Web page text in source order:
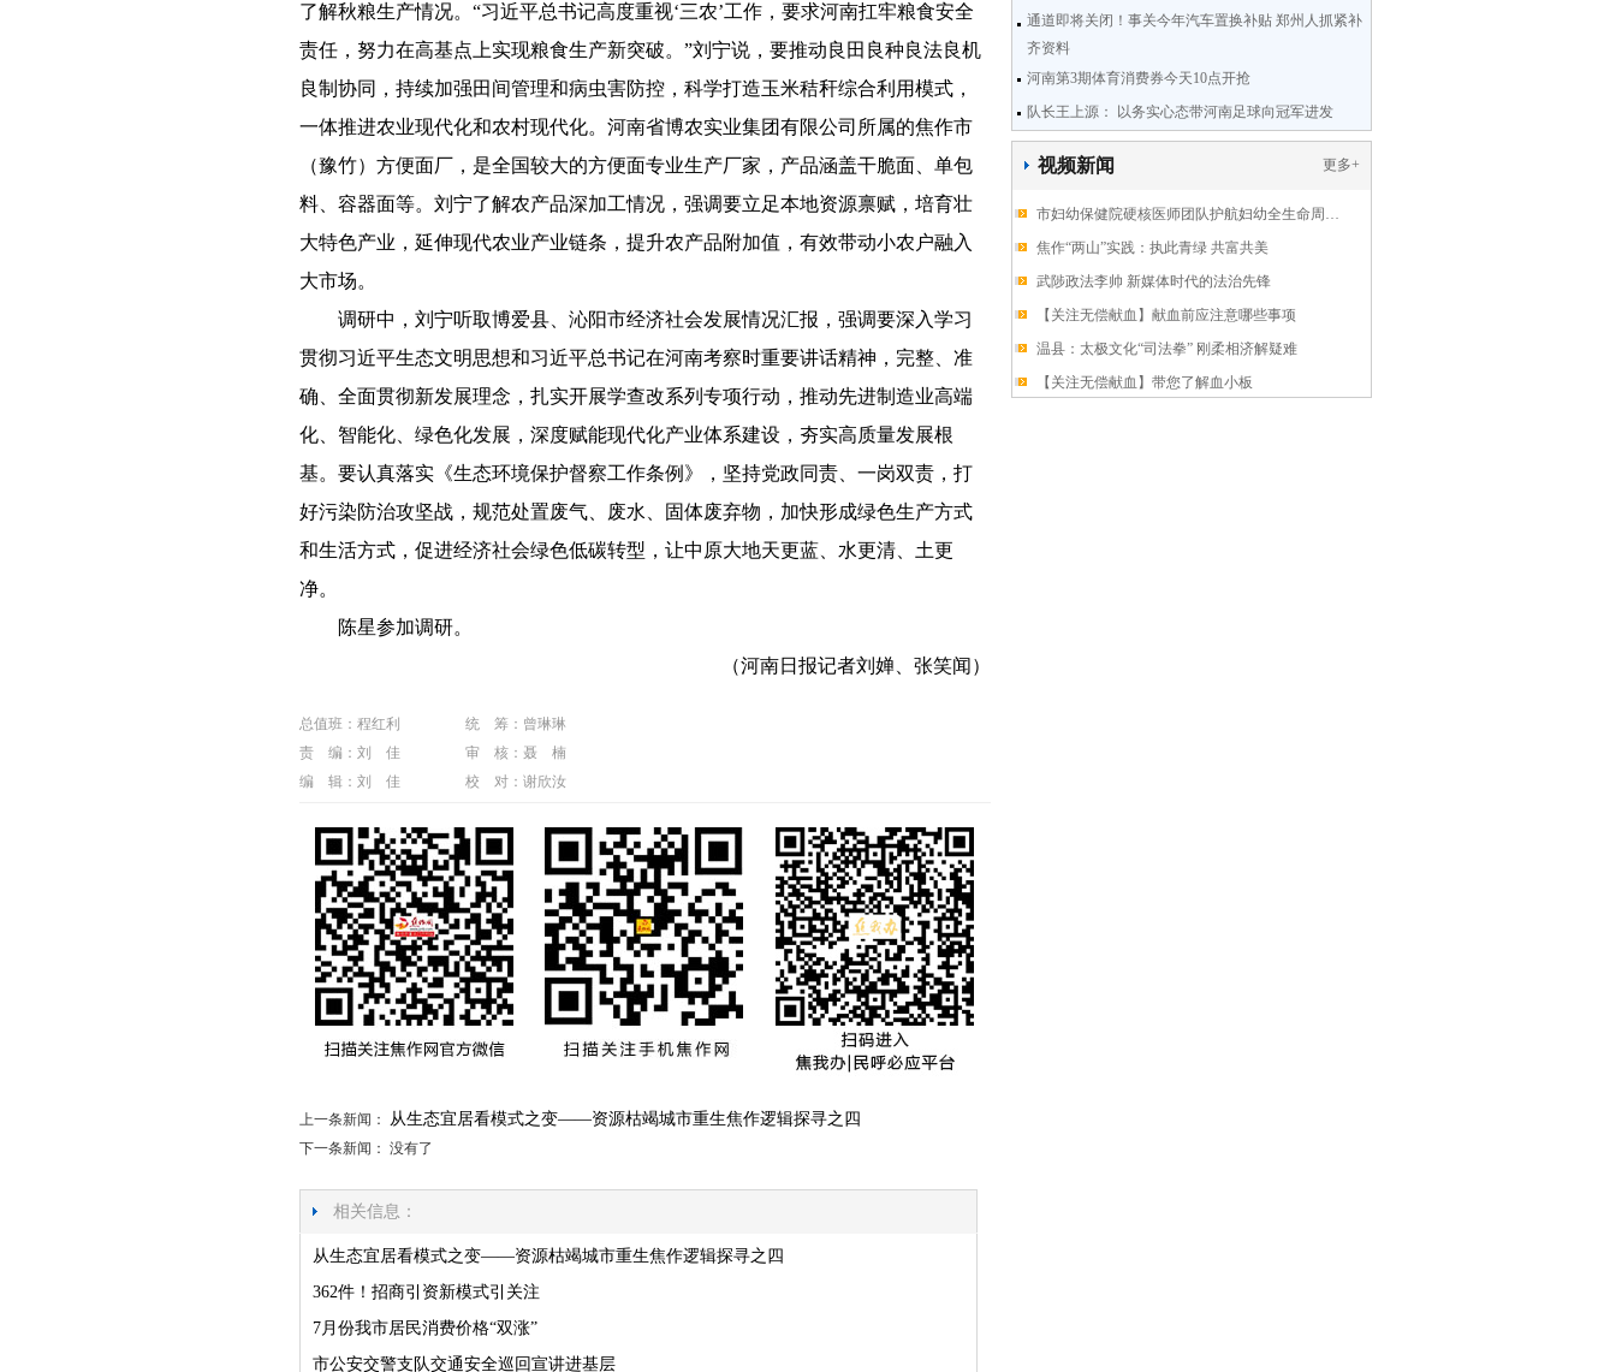
通道即将关闭！事关今年汽车置换补贴 郑州人抓紧补
齐资料
河南第3期体育消费券今天10点开抢
队长王上源： 以务实心态带河南足球向冠军进发
视频新闻 更多+
市妇幼保健院硬核医师团队护航妇幼全生命周…
焦作“两山”实践：执此青绿 共富共美
武陟政法李帅 新媒体时代的法治先锋
【关注无偿献血】献血前应注意哪些事项
温县：太极文化“司法拳” 刚柔相济解疑难
【关注无偿献血】带您了解血小板
了解秋粮生产情况。“习近平总书记高度重视‘三农’工作，要求河南扛牢粮食安全
责任，努力在高基点上实现粮食生产新突破。”刘宁说，要推动良田良种良法良机
良制协同，持续加强田间管理和病虫害防控，科学打造玉米秸秆综合利用模式，
一体推进农业现代化和农村现代化。河南省博农实业集团有限公司所属的焦作市
（豫竹）方便面厂，是全国较大的方便面专业生产厂家，产品涵盖干脆面、单包
料、容器面等。刘宁了解农产品深加工情况，强调要立足本地资源禀赋，培育壮
大特色产业，延伸现代农业产业链条，提升农产品附加值，有效带动小农户融入
大市场。
调研中，刘宁听取博爱县、沁阳市经济社会发展情况汇报，强调要深入学习
贯彻习近平生态文明思想和习近平总书记在河南考察时重要讲话精神，完整、准
确、全面贯彻新发展理念，扎实开展学查改系列专项行动，推动先进制造业高端
化、智能化、绿色化发展，深度赋能现代化产业体系建设，夯实高质量发展根
基。要认真落实《生态环境保护督察工作条例》，坚持党政同责、一岗双责，打
好污染防治攻坚战，规范处置废气、废水、固体废弃物，加快形成绿色生产方式
和生活方式，促进经济社会绿色低碳转型，让中原大地天更蓝、水更清、土更
净。
陈星参加调研。
（河南日报记者刘婵、张笑闻）
总值班：程红利
统 筹：曾琳琳
责 编：刘 佳
审 核：聂 楠
编 辑：刘 佳
校 对：谢欣汝
上一条新闻： 从生态宜居看模式之变——资源枯竭城市重生焦作逻辑探寻之四
下一条新闻： 没有了
相关信息：
从生态宜居看模式之变——资源枯竭城市重生焦作逻辑探寻之四
362件！招商引资新模式引关注
7月份我市居民消费价格“双涨”
市公安交警支队交通安全巡回宣讲进基层